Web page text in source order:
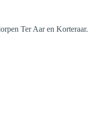
Ter Aar en Korteraar.